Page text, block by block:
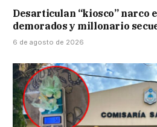
Desarticulan “kiosco” narco
demorados y millonario
6 de agosto de 2026